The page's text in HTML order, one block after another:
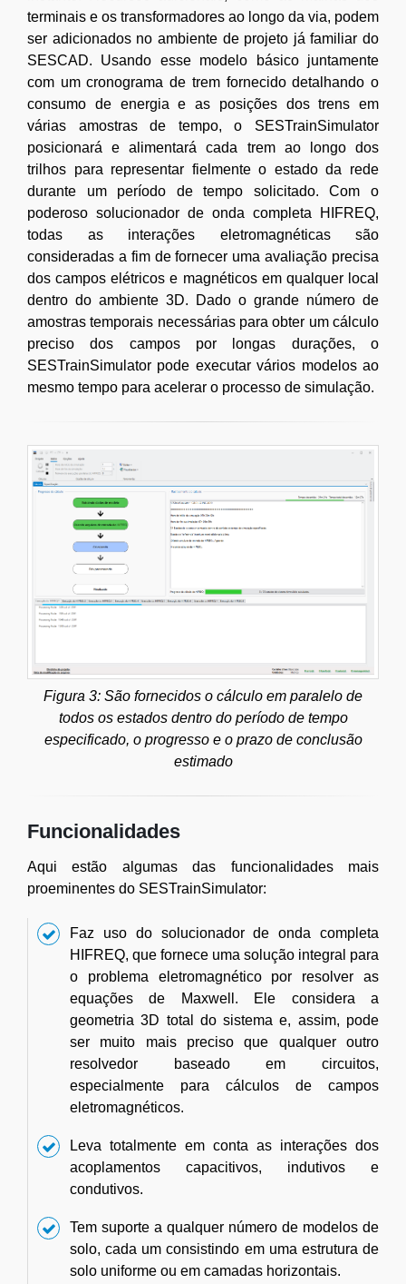
terminais e os transformadores ao longo da via, podem
ser adicionados no ambiente de projeto já familiar do
SESCAD. Usando esse modelo básico juntamente
com um cronograma de trem fornecido detalhando o
consumo de energia e as posições dos trens em
várias amostras de tempo, o SESTrainSimulator
posicionará e alimentará cada trem ao longo dos
trilhos para representar fielmente o estado da rede
durante um período de tempo solicitado. Com o
poderoso solucionador de onda completa HIFREQ,
todas as interações eletromagnéticas são
consideradas a fim de fornecer uma avaliação precisa
dos campos elétricos e magnéticos em qualquer local
dentro do ambiente 3D. Dado o grande número de
amostras temporais necessárias para obter um cálculo
preciso dos campos por longas durações, o
SESTrainSimulator pode executar vários modelos ao
mesmo tempo para acelerar o processo de simulação.
Figura 3: São fornecidos o cálculo em paralelo de
todos os estados dentro do período de tempo
especificado, o progresso e o prazo de conclusão
estimado
Funcionalidades
Aqui estão algumas das funcionalidades mais
proeminentes do SESTrainSimulator:
Faz uso do solucionador de onda completa
HIFREQ, que fornece uma solução integral para
o problema eletromagnético por resolver as
equações de Maxwell. Ele considera a
geometria 3D total do sistema e, assim, pode
ser muito mais preciso que qualquer outro
resolvedor baseado em circuitos,
especialmente para cálculos de campos
eletromagnéticos.
Leva totalmente em conta as interações dos
acoplamentos capacitivos, indutivos e
condutivos.
Tem suporte a qualquer número de modelos de
solo, cada um consistindo em uma estrutura de
solo uniforme ou em camadas horizontais.